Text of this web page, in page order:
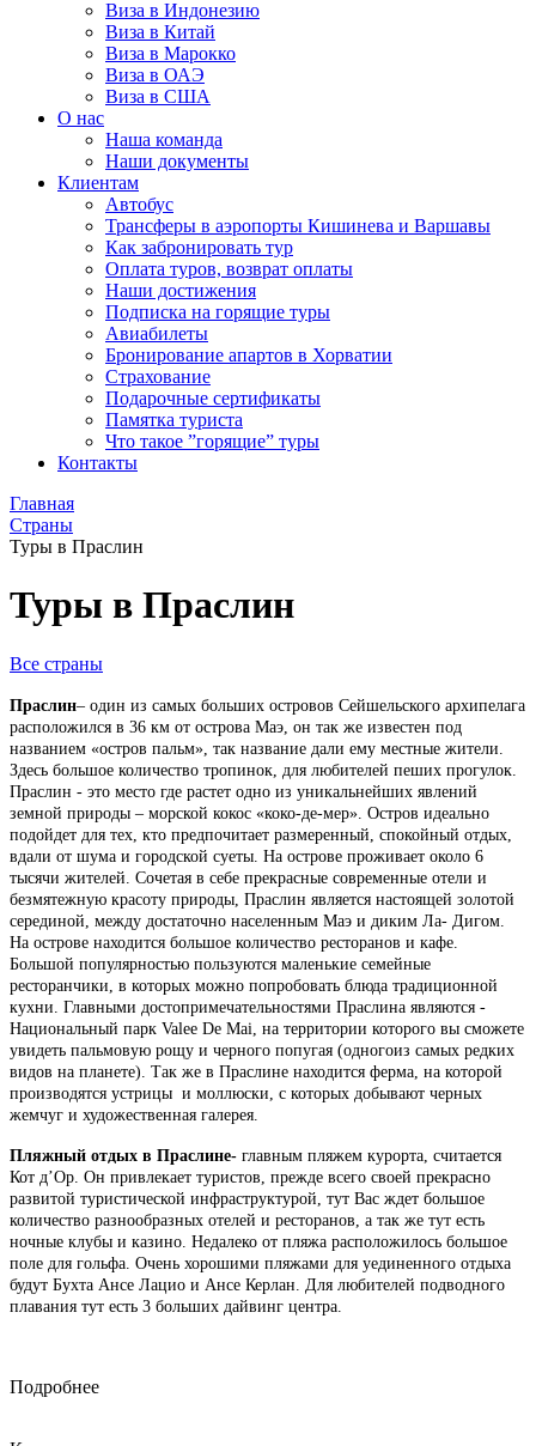
Виза в Индонезию
Виза в Китай
Виза в Марокко
Виза в ОАЭ
Виза в США
О нас
Наша команда
Наши документы
Клиентам
Автобус
Трансферы в аэропорты Кишинева и Варшавы
Как забронировать тур
Оплата туров, возврат оплаты
Наши достижения
Подписка на горящие туры
Авиабилеты
Бронирование апартов в Хорватии
Страхование
Подарочные сертификаты
Памятка туриста
Что такое ”горящие” туры
Контакты
Главная
Страны
Туры в Праслин
Туры в Праслин
Все страны
Праслин– один из самых больших островов Сейшельского архипелага
расположился в 36 км от острова Маэ, он так же известен под
названием «остров пальм», так название дали ему местные жители.
Здесь большое количество тропинок, для любителей пеших прогулок.
Праслин - это место где растет одно из уникальнейших явлений
земной природы – морской кокос «коко-де-мер». Остров идеально
подойдет для тех, кто предпочитает размеренный, спокойный отдых,
вдали от шума и городской суеты. На острове проживает около 6
тысячи жителей. Сочетая в себе прекрасные современные отели и
безмятежную красоту природы, Праслин является настоящей золотой
серединой, между достаточно населенным Маэ и диким Ла- Дигом.
На острове находится большое количество ресторанов и кафе.
Большой популярностью пользуются маленькие семейные
ресторанчики, в которых можно попробовать блюда традиционной
кухни. Главными достопримечательностями Праслина являются -
Национальный парк Valee De Mai, на территории которого вы сможете
увидеть пальмовую рощу и черного попугая (одногоиз самых редких
видов на планете). Так же в Праслине находится ферма, на которой
производятся устрицы и моллюски, с которых добывают черных
жемчуг и художественная галерея.
Пляжный отдых в Праслине- главным пляжем курорта, считается
Кот д’Ор. Он привлекает туристов, прежде всего своей прекрасно
развитой туристической инфраструктурой, тут Вас ждет большое
количество разнообразных отелей и ресторанов, а так же тут есть
ночные клубы и казино. Недалеко от пляжа расположилось большое
поле для гольфа. Очень хорошими пляжами для уединенного отдыха
будут Бухта Ансе Лацио и Ансе Керлан. Для любителей подводного
плавания тут есть 3 больших дайвинг центра.
Подробнее